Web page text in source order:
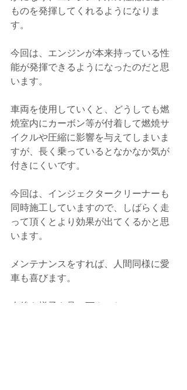
ものを発揮してくれるようになりま
す。
今回は、エンジンが本来持っている性
能が発揮できるようになったのだと思
います。
車両を使用していくと、どうしても燃
焼室内にカーボン等が付着して燃焼サ
イクルや圧縮に影響を与えてしまいま
すが、長く乗っているとなかなか気が
付きにくいです。
今回は、インジェクタークリーナーも
同時施工していますので、しばらく走
って頂くとより効果が出てくるかと思
います。
メンテナンスをすれば、人間同様に愛
車も喜びます。
今後も様子を見て下さいね。